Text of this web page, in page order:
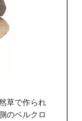
草で作られ
のベルクロ